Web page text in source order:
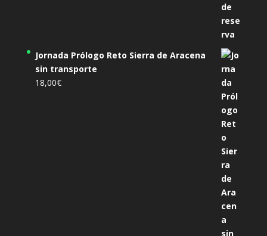
Jornada Prólogo Reto Sierra de Aracena
sin transporte
18,00€